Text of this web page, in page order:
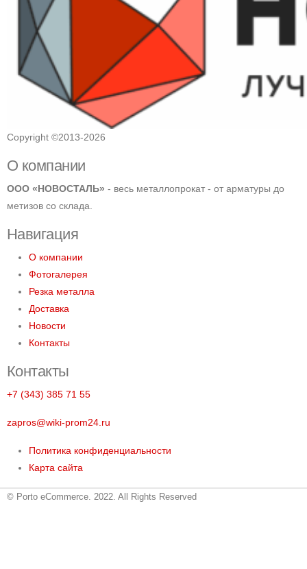
Copyright ©2013-2026
О компании
ООО «НОВОСТАЛЬ» - весь металлопрокат - от арматуры до
метизов со склада.
Навигация
О компании
Фотогалерея
Резка металла
Доставка
Новости
Контакты
Контакты
+7 (343) 385 71 55
zapros@wiki-prom24.ru
Политика конфиденциальности
Карта сайта
© Porto eCommerce. 2022. All Rights Reserved